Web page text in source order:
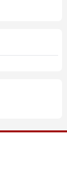
hảo
lâu dài